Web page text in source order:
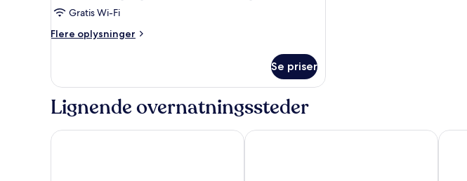
personer
Gratis Wi-Fi
Flere oplysninger
Flere
til
personer
Se priser
Lignende overnatningssteder
Holiday Inn Express Amsterdam - North Riverside by IHG
Hotel Isis Best